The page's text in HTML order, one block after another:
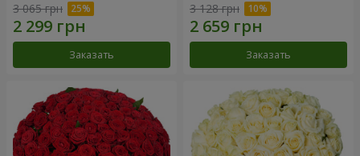
3 065 грн
Заказать
3 128 грн
Заказать